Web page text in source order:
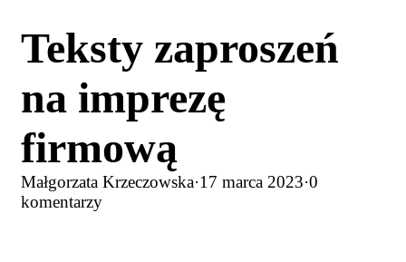
Teksty zaproszeń
na imprezę
firmową
Małgorzata Krzeczowska·17 marca 2023·0
komentarzy